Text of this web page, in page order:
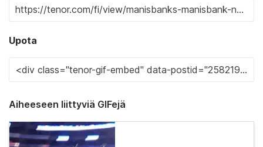
Upota
Aiheeseen liittyviä GIFejä